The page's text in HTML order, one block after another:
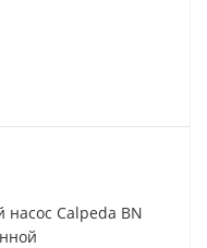
Calpeda BN